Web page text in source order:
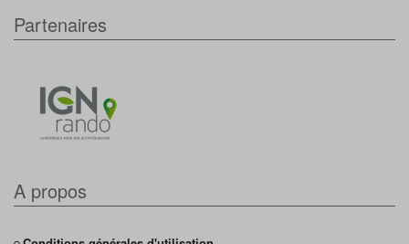
Partenaires
A propos